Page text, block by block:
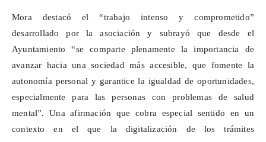
Mora destacó el “trabajo intenso y comprometido”
desarrollado por la asociación y subrayó que desde el
Ayuntamiento “se comparte plenamente la importancia de
avanzar hacia una sociedad más accesible, que fomente la
autonomía personal y garantice la igualdad de oportunidades,
especialmente para las personas con problemas de salud
mental”. Una afirmación que cobra especial sentido en un
contexto en el que la digitalización de los trámites